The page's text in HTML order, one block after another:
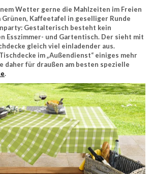
Wetter gerne die Mahlzeiten im Freien
Grünen, Kaffeetafel in geselliger Runde
Gestalterisch besteht kein
Esszimmer- und Gartentisch. Der sieht mit
gleich viel einladender aus.
im „Außendienst“ einiges mehr
daher für draußen am besten spezielle
.